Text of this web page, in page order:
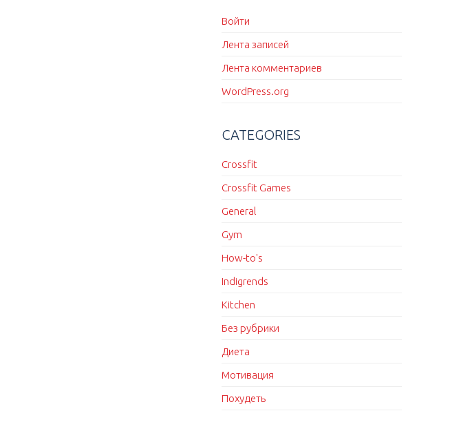
Войти
Лента записей
Лента комментариев
WordPress.org
CATEGORIES
Crossfit
Crossfit Games
General
Gym
How-to's
Indigrends
Kitchen
Без рубрики
Диета
Мотивация
Похудеть